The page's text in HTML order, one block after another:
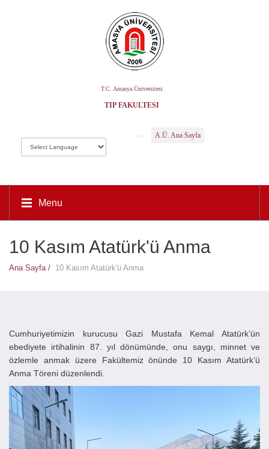
T.C. Amasya Üniversitesi
TIP FAKÜLTESI
A.Ü. Ana Sayfa
Menu
10 Kasım Atatürk'ü Anma
Ana Sayfa / 10 Kasım Atatürk'ü Anma
Cumhuriyetimizin kurucusu Gazi Mustafa Kemal Atatürk’ün
ebediyete irtihalinin 87. yıl dönümünde, onu saygı, minnet ve
özlemle anmak üzere Fakültemiz önünde 10 Kasım Atatürk’ü
Anma Töreni düzenlendi.